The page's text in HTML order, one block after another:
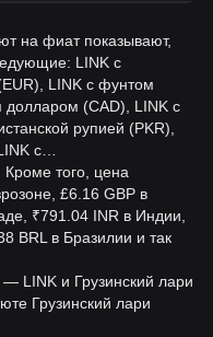
на фиат показывают,
LINK с
LINK с фунтом
долларом (CAD), LINK с
рупией (PKR),
с…
того, цена
£6.16 GBP в
₹791.04 INR в Индии,
BRL в Бразилии и так
LINK и Грузинский лари
Грузинский лари